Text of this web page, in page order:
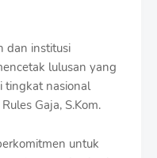
dan institusi
lulusan yang
tingkat nasional
Gaja, S.Kom.
untuk